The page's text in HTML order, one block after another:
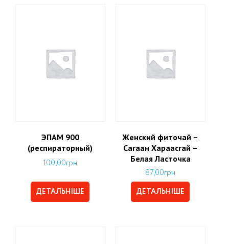
ЭПАМ 900
(респираторный)
100,00грн
ДЕТАЛЬНІШЕ
Женский фиточай –
Сагаан Хараасгай –
Белая Ласточка
87,00грн
ДЕТАЛЬНІШЕ